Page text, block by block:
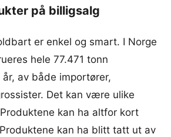
på billigsalg
er enkel og smart. I Norge
hele 77.471 tonn
av både importører,
Det kan være ulike
kan ha altfor kort
kan ha blitt tatt ut av